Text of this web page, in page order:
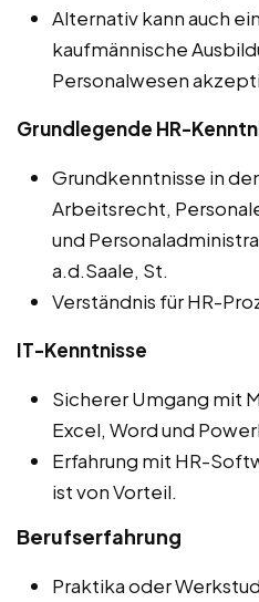
Alternativ kann auch
kaufmännische
Personalwesen
Grundlegende HR-
Grundkenntnisse in
Arbeitsrecht,
und
a.d.Saale, St.
Verständnis für HR-
IT-Kenntnisse
Sicherer Umgang mit
Excel, Word und
Erfahrung mit HR-
ist von Vorteil.
Berufserfahrung
Praktika oder